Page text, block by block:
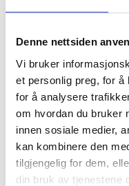
Denne nettsiden
Vi bruker
et personlig preg, for å
for å analysere
om hvordan du bruker
innen sosiale medier,
kan kombinere den
tilgjengelig for dem,
din bruk av tjenestene
RELATERTE